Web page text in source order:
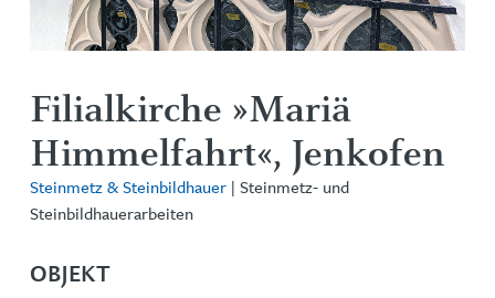
Filialkirche »Mariä
Himmelfahrt«, Jenkofen
Steinmetz & Steinbildhauer | Steinmetz- und
Steinbildhauerarbeiten
OBJEKT